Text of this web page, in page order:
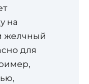
на
желчный
для